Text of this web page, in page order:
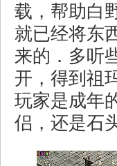
载，帮助白
就已经将东
来的．多听
开，得到祖
玩家是成年
侣，还是石